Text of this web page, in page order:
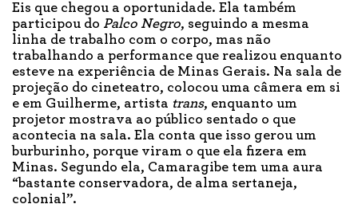
Eis que chegou a oportunidade. Ela também
participou do Palco Negro, seguindo a mesma
linha de trabalho com o corpo, mas não
trabalhando a performance que realizou enquanto
esteve na experiência de Minas Gerais. Na sala de
projeção do cineteatro, colocou uma câmera em si
e em Guilherme, artista trans, enquanto um
projetor mostrava ao público sentado o que
acontecia na sala. Ela conta que isso gerou um
burburinho, porque viram o que ela fizera em
Minas. Segundo ela, Camaragibe tem uma aura
“bastante conservadora, de alma sertaneja,
colonial”.